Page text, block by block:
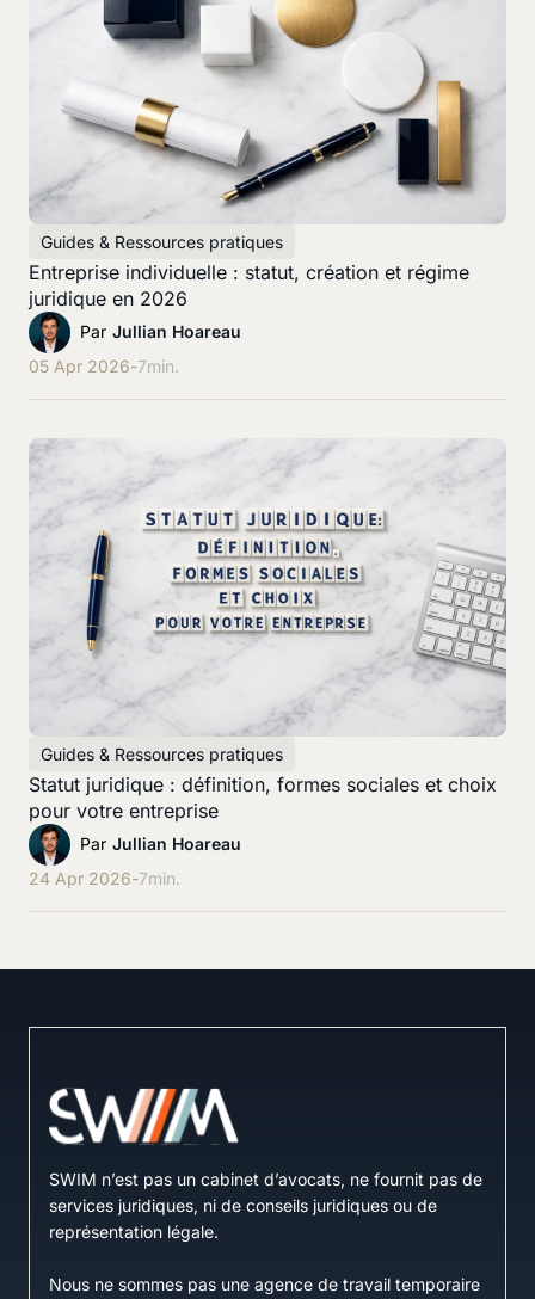
Guides & Ressources pratiques
Entreprise individuelle : statut, création et régime
juridique en 2026
Par Jullian Hoareau
05 Apr 2026-7min.
Guides & Ressources pratiques
Statut juridique : définition, formes sociales et choix
pour votre entreprise
Par Jullian Hoareau
24 Apr 2026-7min.
SWIM n’est pas un cabinet d’avocats, ne fournit pas de
services juridiques, ni de conseils juridiques ou de
représentation légale.
Nous ne sommes pas une agence de travail temporaire